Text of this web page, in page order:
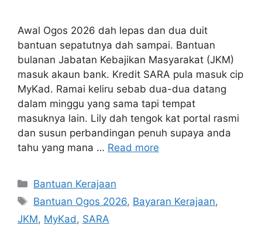
Awal Ogos 2026 dah lepas dan dua duit
bantuan sepatutnya dah sampai. Bantuan
bulanan Jabatan Kebajikan Masyarakat (JKM)
masuk akaun bank. Kredit SARA pula masuk cip
MyKad. Ramai keliru sebab dua-dua datang
dalam minggu yang sama tapi tempat
masuknya lain. Lily dah tengok kat portal rasmi
dan susun perbandingan penuh supaya anda
tahu yang mana … Read more
Categories
Bantuan Kerajaan
Tags
Bantuan Ogos 2026, Bayaran Kerajaan,
JKM, MyKad, SARA